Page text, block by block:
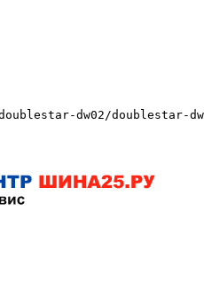
dw02/doublestar-